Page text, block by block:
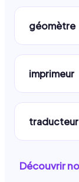
géomètre
imprimeur
traducteur
Découvrir